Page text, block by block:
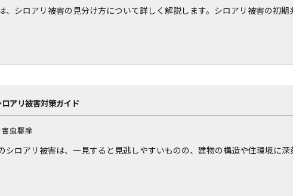
、シロアリ被害の見分け方について詳しく解説します。シロアリ被害の初期
アリ被害対策ガイド
虫駆除
シロアリ被害は、一見すると見逃しやすいものの、建物の構造や住環境に深